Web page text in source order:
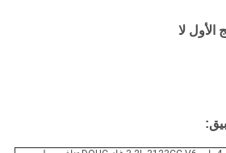
الأول لا